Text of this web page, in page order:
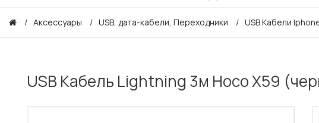
Аксессуары USB, дата-кабели, Переходники USB Кабели
USB Кабель Lightning 3м Hoco X59